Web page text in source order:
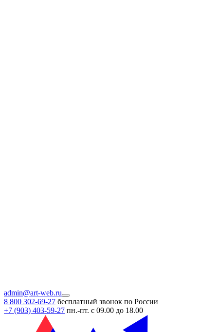
admin@art-web.ru
8 800 302-69-27 бесплатный звонок по России
+7 (903) 403-59-27 пн.-пт. с 09.00 до 18.00